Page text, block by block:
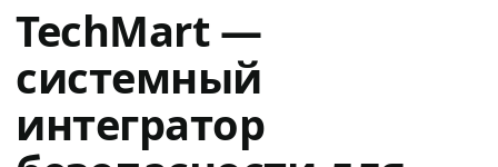
TechMart —
системный
интегратор